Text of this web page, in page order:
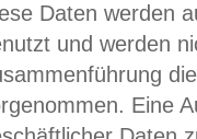
Daten werden
und werden
Eine